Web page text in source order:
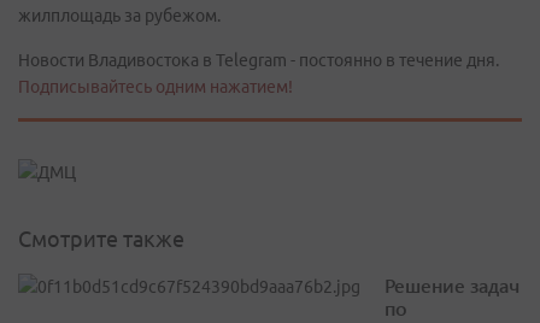
жилплощадь за рубежом.
Новости Владивостока в Telegram - постоянно в течение дня.
Подписывайтесь одним нажатием!
Смотрите также
Решение задач
по